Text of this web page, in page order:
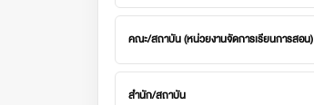
คณะ/สถาบัน (หน่วยงานจัดการเรียนการสอน)
สำนัก/สถาบัน